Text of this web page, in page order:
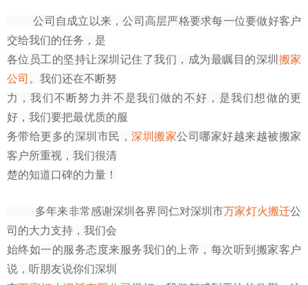
公司自成立以来，公司高层严格要求每一位要做好客户
交给我们的任务，是
各位员工的坚持让深圳记住了我们，成为最瞩目的深圳 搬家
公司 。我们还在不断努
力，我们不断努力并不是我们做的不好，是我们想做的更
好，我们要把最优质的服
务带给更多的深圳市民，深圳搬家公司哪家好越来越被搬家
客户所重视，我们很清
楚的知道口碑的力量！
多年来非常感谢深圳各界同仁对深圳市万家灯火搬迁公
司的大力支持，我们会
始终如一的服务态度来服务我们的上帝，每次听到搬家客户
说，听朋友说你们深圳